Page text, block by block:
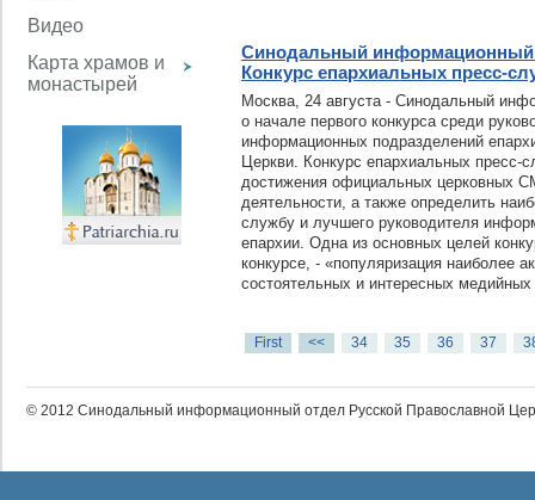
Видео
Карта храмов и
монастырей
Синодальный информационный
Конкурс епархиальных пресс-
Москва, 24 августа - Синодальный
о начале первого конкурса среди
информационных подразделений
Церкви. Конкурс епархиальных пресс-
достижения официальных церковных
деятельности, а также определить
службу и лучшего руководителя
епархии. Одна из основных целей
конкурсе, - «популяризация наиболее
состоятельных и интересных
First << 34 35 36 37
© 2012 Синодальный информационный отдел Русской Православной